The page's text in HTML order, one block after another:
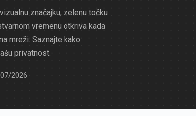
značajku, zelenu točku
vremenu otkriva kada
mreži. Saznajte kako
privatnost.
2026